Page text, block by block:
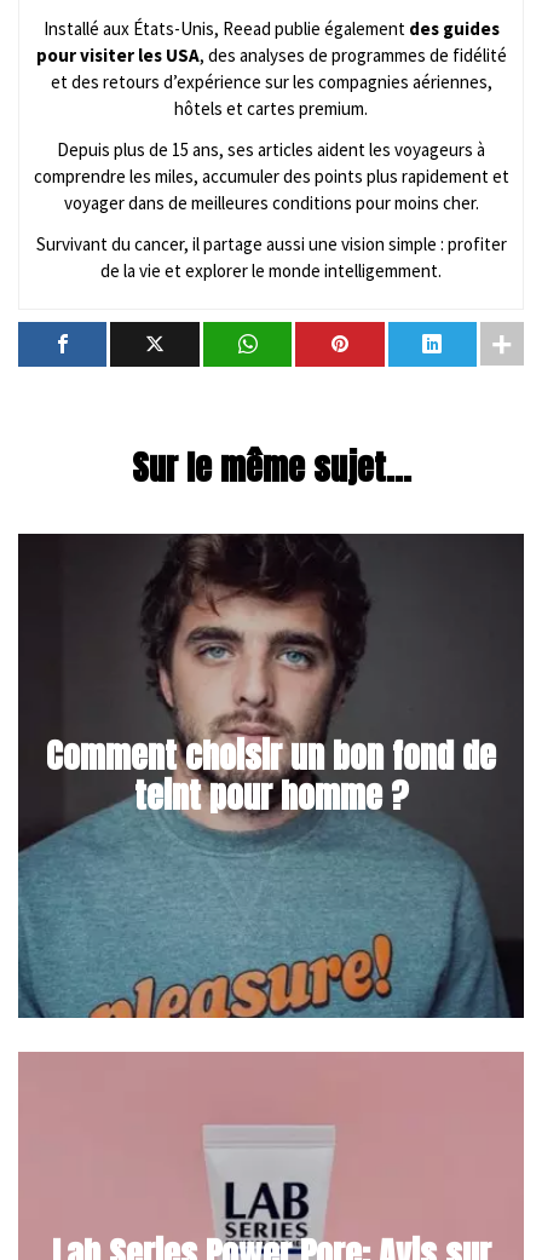
Installé aux États-Unis, Reead publie également des guides
pour visiter les USA, des analyses de programmes de fidélité
et des retours d’expérience sur les compagnies aériennes,
hôtels et cartes premium.
Depuis plus de 15 ans, ses articles aident les voyageurs à
comprendre les miles, accumuler des points plus rapidement et
voyager dans de meilleures conditions pour moins cher.
Survivant du cancer, il partage aussi une vision simple : profiter
de la vie et explorer le monde intelligemment.
Sur le même sujet...
Comment choisir un bon fond de
teint pour homme ?